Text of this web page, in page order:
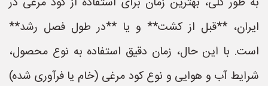
ایران، **قبل از کشت** و یا **در طول فصل رشد**
است. با این حال، زمان دقیق استفاده به نوع محصول،
شرایط آب و هوایی و نوع کود مرغی (خام یا فرآوری شده)